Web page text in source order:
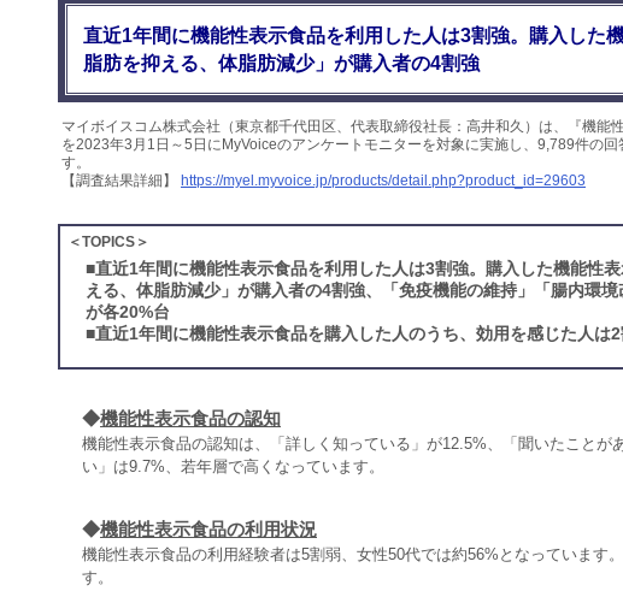
直近1年間に機能性表示食品を利用した人は3割強。購入した
脂肪を抑える、体脂肪減少」が購入者の4割強
マイボイスコム株式会社（東京都千代田区、代表取締役社長：高井和久）は、『機能
を2023年3月1日～5日にMyVoiceのアンケートモニターを対象に実施し、9,789件の
す。
【調査結果詳細】
https://myel.myvoice.jp/products/detail.php?product_id=29603
＜TOPICS＞
■直近1年間に機能性表示食品を利用した人は3割強。購入した機能性
える、体脂肪減少」が購入者の4割強、「免疫機能の維持」「腸内環境
が各20%台
■直近1年間に機能性表示食品を購入した人のうち、効用を感じた人は
◆機能性表示食品の認知
機能性表示食品の認知は、「詳しく知っている」が12.5%、「聞いたことが
い」は9.7%、若年層で高くなっています。
◆機能性表示食品の利用状況
機能性表示食品の利用経験者は5割弱、女性50代では約56%となっています
す。